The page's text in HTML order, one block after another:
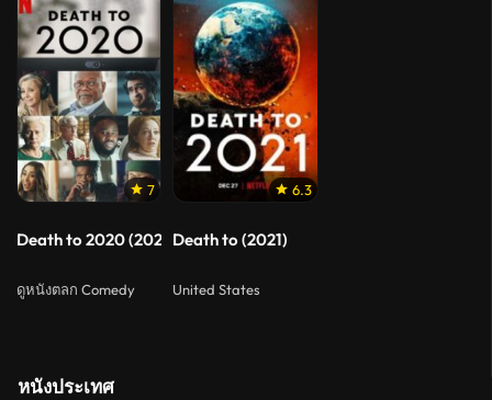
7
Death to 2020 (2020) ลาทีปี 2020
ดูหนังตลก Comedy
6.3
Death to (2021)
United States
หนังประเทศ